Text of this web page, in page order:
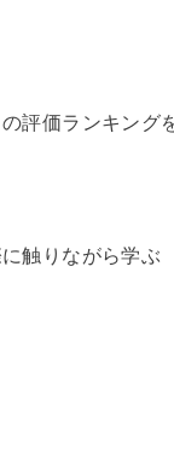
評価ランキング
触りながら学ぶ